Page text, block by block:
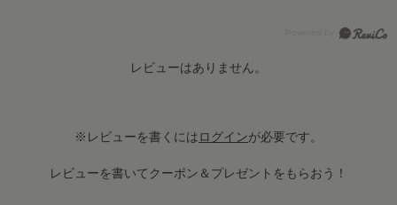
レビューはありません。
※レビューを書くにはログインが必要です。
レビューを書いてクーポン＆プレゼントをもらおう！